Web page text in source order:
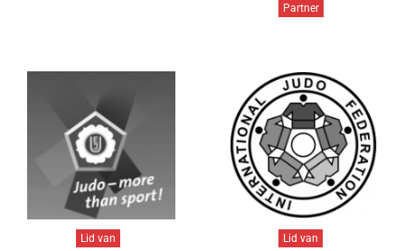
Partner
Lid van Lid van